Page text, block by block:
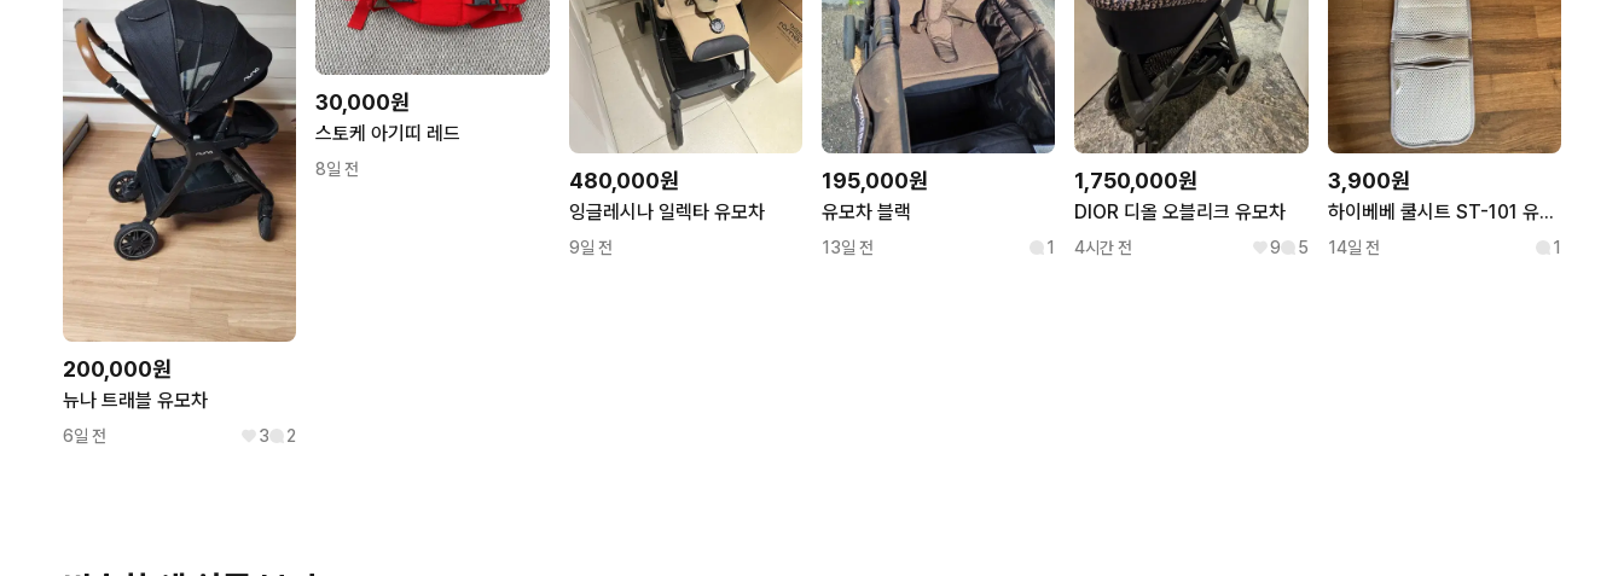
200,000원
뉴나 트래블 유모차
6일 전 3 2
30,000원
스토케 아기띠 레드
8일 전 480,000원
잉글레시나 일렉타 유모차
9일 전
195,000원
유모차 블랙
13일 전 1
1,750,000원
DIOR 디올 오블리크 유모차
4시간 전 9 5
3,900원
하이베베 쿨시트 ST-101 유모차 카시트
14일 전 1